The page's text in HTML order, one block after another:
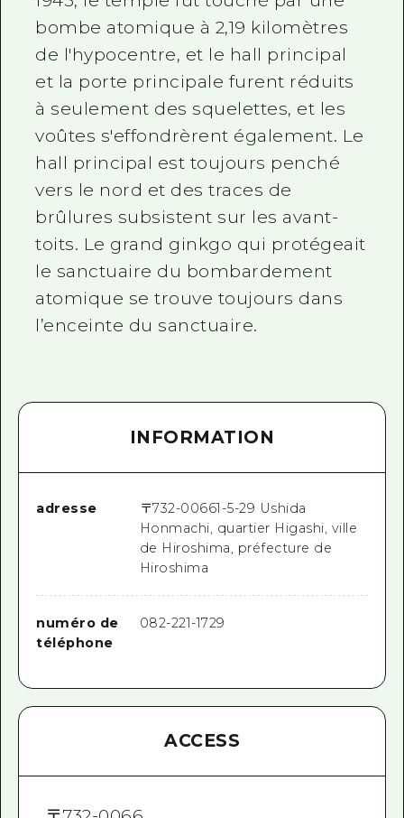
bombe atomique à 2,19 kilomètres
de l'hypocentre, et le hall principal
et la porte principale furent réduits
à seulement des squelettes, et les
voûtes s'effondrèrent également. Le
hall principal est toujours penché
vers le nord et des traces de
brûlures subsistent sur les avant-
toits. Le grand ginkgo qui protégeait
le sanctuaire du bombardement
atomique se trouve toujours dans
l’enceinte du sanctuaire.
INFORMATION
adresse 〒732-00661-5-29 Ushida
Honmachi, quartier Higashi, ville
de Hiroshima, préfecture de
Hiroshima
numéro de
téléphone
082-221-1729
ACCESS